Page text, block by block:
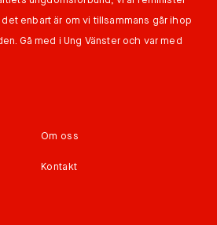
enbart är om vi tillsammans går ihop
Gå med i Ung Vänster och var med
Om oss
Kontakt